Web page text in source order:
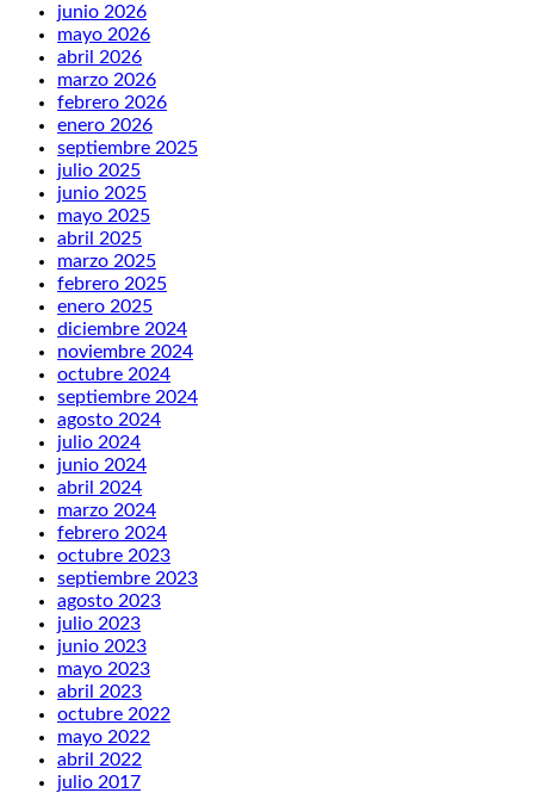
junio 2026
mayo 2026
abril 2026
marzo 2026
febrero 2026
enero 2026
septiembre 2025
julio 2025
junio 2025
mayo 2025
abril 2025
marzo 2025
febrero 2025
enero 2025
diciembre 2024
noviembre 2024
octubre 2024
septiembre 2024
agosto 2024
julio 2024
junio 2024
abril 2024
marzo 2024
febrero 2024
octubre 2023
septiembre 2023
agosto 2023
julio 2023
junio 2023
mayo 2023
abril 2023
octubre 2022
mayo 2022
abril 2022
julio 2017